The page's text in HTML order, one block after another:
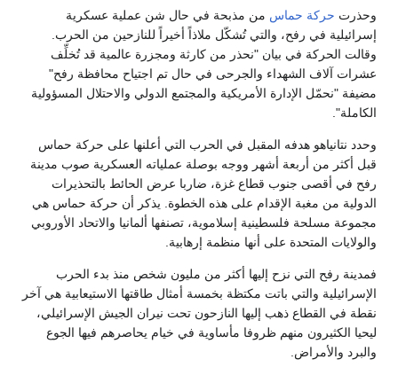
وحذرت حركة حماس من مذبحة في حال شن عملية عسكرية
إسرائيلية في رفح، والتي تُشكّل ملاذاً أخيراً للنازحين من الحرب.
وقالت الحركة في بيان "نحذر من كارثة ومجزرة عالمية قد تُخلِّف
عشرات آلاف الشهداء والجرحى في حال تم اجتياح محافظة رفح"
مضيفة "نحمّل الإدارة الأمريكية والمجتمع الدولي والاحتلال المسؤولية
الكاملة".
وحدد نتانياهو هدفه المقبل في الحرب التي أعلنها على حركة حماس
قبل أكثر من أربعة أشهر ووجه بوصلة عملياته العسكرية صوب مدينة
رفح في أقصى جنوب قطاع غزة، ضاربا عرض الحائط بالتحذيرات
الدولية من مغبة الإقدام على هذه الخطوة. يذكر أن حركة حماس هي
مجموعة مسلحة فلسطينية إسلاموية، تصنفها ألمانيا والاتحاد الأوروبي
والولايات المتحدة على أنها منظمة إرهابية.
فمدينة رفح التي نزح إليها أكثر من مليون شخص منذ بدء الحرب
الإسرائيلية والتي باتت مكتظة بخمسة أمثال طاقتها الاستيعابية هي آخر
نقطة في القطاع ذهب إليها النازحون تحت نيران الجيش الإسرائيلي،
ليحيا الكثيرون منهم ظروفا مأساوية في خيام يحاصرهم فيها الجوع
والبرد والأمراض.